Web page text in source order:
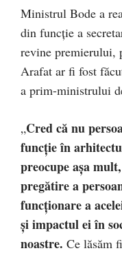
Ministrul Bode a
din funcţie a
revine premierului,
Arafat ar fi fost
a prim-ministrului
„Cred că nu
funcţie în
preocupe aşa
pregătire a
funcţionare a
şi impactul ei în
noastre. Ce lăsăm